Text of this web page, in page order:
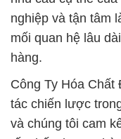
nghiệp và tận tâm
mối quan hệ lâu
hàng.
Công Ty Hóa
tác chiến lược
và chúng tôi cam